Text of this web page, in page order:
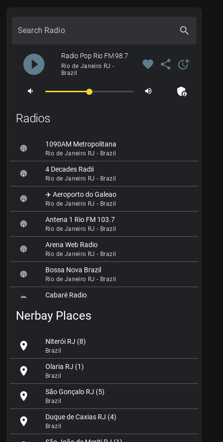
Search Radio search
play_circle_filled Radio Pop Rio FM 98.7
Rio de Janeiro RJ -
Brazil
favorite share more_time
volume_down volume_up admin_panel_settings
Radios
1090AM Metropolitana
Rio de Janeiro RJ - Brazil
4 Decades Radii
Rio de Janeiro RJ - Brazil
✈️ Aeroporto do Galeao
Rio de Janeiro RJ - Brazil
Antena 1 Rio FM 103.7
Rio de Janeiro RJ - Brazil
Arena Web Radio
Rio de Janeiro RJ - Brazil
Bossa Nova Brazil
Rio de Janeiro RJ - Brazil
Cabaré Radio
Canção Nova Web Rádio Rio de Janeiro
Clássicos do Funk
Rio de Janeiro RJ - Brazil
Croc Rio Web Station
Rio de Janeiro RJ - Brazil
Cultura Radioweb
Rio de Janeiro RJ - Brazil
Doutrina FM
Rio de Janeiro RJ - Brazil
Nerbay Places
location_on Niterói RJ (8)
Brazil
location_on Olaria RJ (1)
Brazil
location_on São Gonçalo RJ (5)
Brazil
location_on Duque de Caxias RJ (4)
Brazil